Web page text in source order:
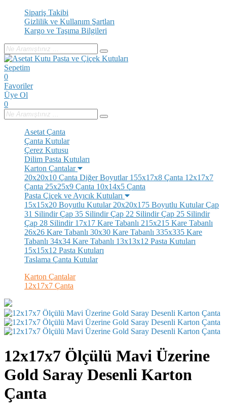
Sipariş Takibi
Gizlilik ve Kullanım Şartları
Kargo ve Taşıma Bilgileri
Sepetim
0
Favoriler
Üye Ol
0
Asetat Çanta
Çanta Kutular
Çerez Kutusu
Dilim Pasta Kutuları
Karton Çantalar
20x20x10 Çanta Diğer Boyutlar155x17x8 Çanta 12x17x7
Çanta 25x25x9 Çanta 10x14x5 Çanta
Pasta Çiçek ve Ayıcık Kutuları
15x15x20 Boyutlu Kutular20x20x175 Boyutlu KutularÇap
31 SilindirÇap 35 SilindirÇap 22 SilindirÇap 25 Silindir
Çap 28 Silindir17x17 Kare Tabanlı 215x215 Kare Tabanlı
26x26 Kare Tabanlı 30x30 Kare Tabanlı 335x335 Kare
Tabanlı 34x34 Kare Tabanlı 13x13x12 Pasta Kutuları
15x15x12 Pasta Kutuları
Taslama Çanta Kutular
Karton Çantalar
12x17x7 Çanta
12x17x7 Ölçülü Mavi Üzerine
Gold Saray Desenli Karton
Çanta